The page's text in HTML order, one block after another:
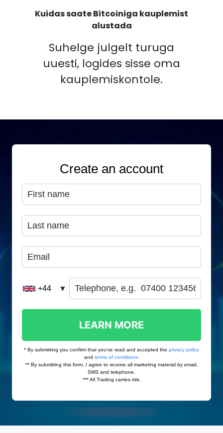
Kuidas saate Bitcoiniga kauplemist
alustada
Suhelge julgelt turuga
uuesti, logides sisse oma
kauplemiskontole.